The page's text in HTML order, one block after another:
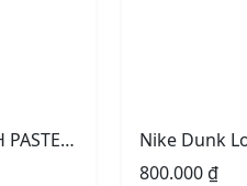
NIKE SB XANH PASTEL NIKE XÁM
800.000₫